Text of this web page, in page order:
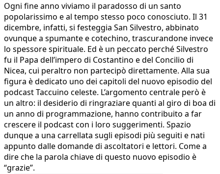
Ogni fine anno viviamo il paradosso di un santo
popolarissimo e al tempo stesso poco conosciuto. Il 31
dicembre, infatti, si festeggia San Silvestro, abbinato
ovunque a spumante e cotechino, trascurandone invece
lo spessore spirituale. Ed è un peccato perché Silvestro
fu il Papa dell’impero di Costantino e del Concilio di
Nicea, cui peraltro non partecipò direttamente. Alla sua
figura è dedicato uno dei capitoli del nuovo episodio del
podcast Taccuino celeste. L’argomento centrale però è
un altro: il desiderio di ringraziare quanti al giro di boa di
un anno di programmazione, hanno contribuito a far
crescere il podcast con i loro suggerimenti. Spazio
dunque a una carrellata sugli episodi più seguiti e nati
appunto dalle domande di ascoltatori e lettori. Come a
dire che la parola chiave di questo nuovo episodio è
“grazie”.